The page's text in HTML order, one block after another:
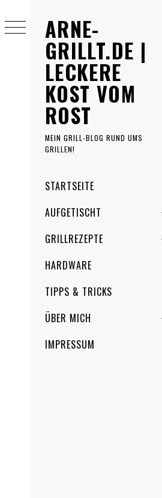
ARNE-
GRILLT.DE |
LECKERE
KOST VOM
ROST
MEIN GRILL-BLOG RUND UMS
GRILLEN!
MenuSTARTSEITE
AUFGETISCHT
GRILLREZEPTE
HARDWARE
TIPPS & TRICKS
ÜBER MICH
IMPRESSUM
to
content